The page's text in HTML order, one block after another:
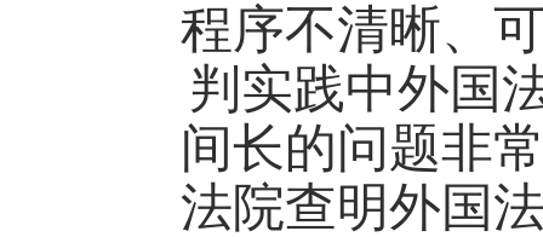
程序不清晰、
判实践中外国
间长的问题非
法院查明外国